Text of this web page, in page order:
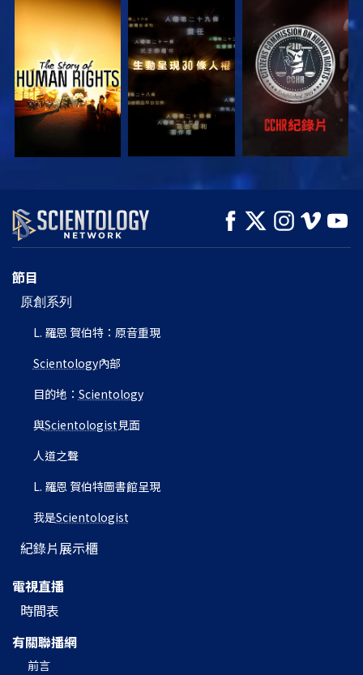
觀看 觀看 觀看
觀看 探索系列節目
節目
原創系列
L. 羅恩 賀伯特：原音重現
Scientology內部
目的地： Scientology
與Scientologist 見面
人道之聲
L. 羅恩 賀伯特圖書館呈現
我是Scientologist
紀錄片展示櫃
電視直播
時間表
有關聯播網
前言